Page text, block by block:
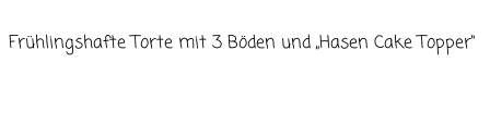
Frühlingshafte Torte mit 3 Böden und „Hasen Cake Topper“